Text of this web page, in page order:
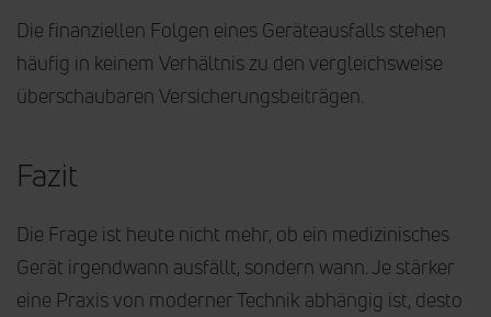
Die finanziellen Folgen eines Geräteausfalls stehen
häufig in keinem Verhältnis zu den vergleichsweise
überschaubaren Versicherungsbeiträgen.
Fazit
Die Frage ist heute nicht mehr, ob ein medizinisches
Gerät irgendwann ausfällt, sondern wann. Je stärker
eine Praxis von moderner Technik abhängig ist, desto